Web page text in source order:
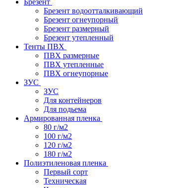
Брезент
Брезент водоотталкивающий
Брезент огнеупорный
Брезент размерный
Брезент утепленный
Тенты ПВХ
ПВХ размерные
ПВХ утепленные
ПВХ огнеупорные
ЗУС
ЗУС
Для контейнеров
Для подьема
Армированная пленка
80 г/м2
100 г/м2
120 г/м2
180 г/м2
Полиэтиленовая пленка
Первый сорт
Техническая